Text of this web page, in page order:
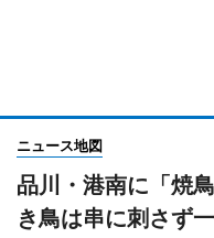
ニュース地図
品川・港南に「焼
き鳥は串に刺さず